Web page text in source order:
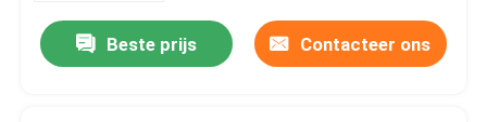
Beste prijs Contacteer ons